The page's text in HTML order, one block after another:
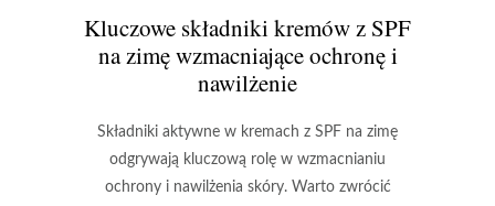
Kluczowe składniki kremów z SPF
na zimę wzmacniające ochronę i
nawilżenie
Składniki aktywne w kremach z SPF na zimę
odgrywają kluczową rolę w wzmacnianiu
ochrony i nawilżenia skóry. Warto zwrócić